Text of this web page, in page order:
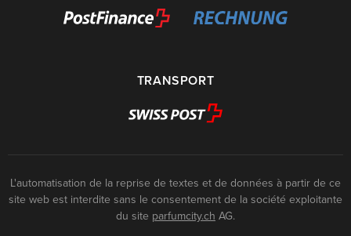
TRANSPORT
L'automatisation de la reprise de textes et de données à partir de ce
site web est interdite sans le consentement de la société exploitante
du site parfumcity.ch AG.